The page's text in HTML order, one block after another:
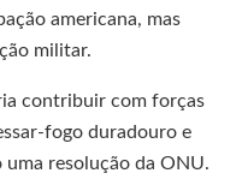
americana, mas
militar.
contribuir com forças
fogo duradouro e
resolução da ONU.